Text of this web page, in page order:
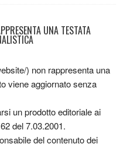
UNA TESTATA
) non rappresenta una
viene aggiornato senza
un prodotto editoriale ai
del 7.03.2001.
del contenuto dei